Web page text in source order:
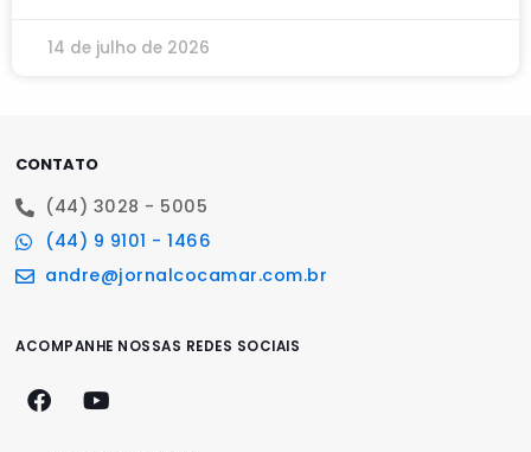
14 de julho de 2026
CONTATO
(44) 3028 - 5005
(44) 9 9101 - 1466
andre@jornalcocamar.com.br
ACOMPANHE NOSSAS REDES SOCIAIS